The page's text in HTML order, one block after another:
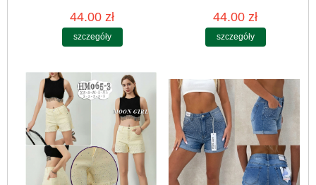
44.00 zł
szczegóły
44.00 zł
szczegóły